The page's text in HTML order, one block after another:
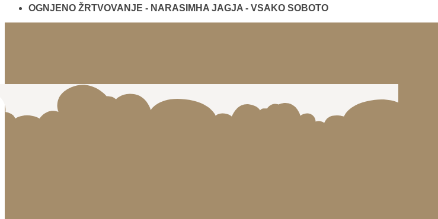
OGNJENO ŽRTVOVANJE - NARASIMHA JAGJA - VSAKO SOBOTO